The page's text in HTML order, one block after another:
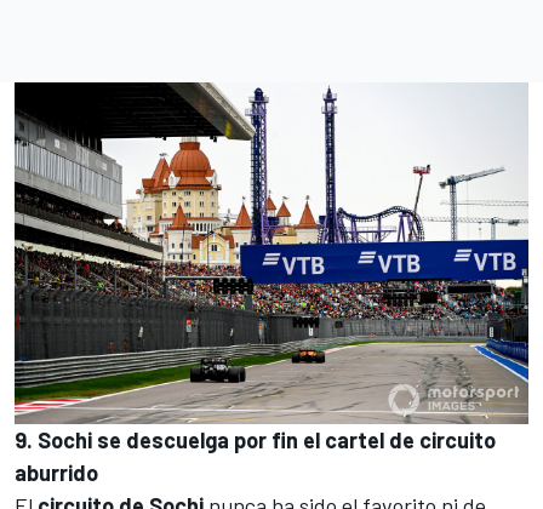
9. Sochi se descuelga por fin el cartel de circuito
aburrido